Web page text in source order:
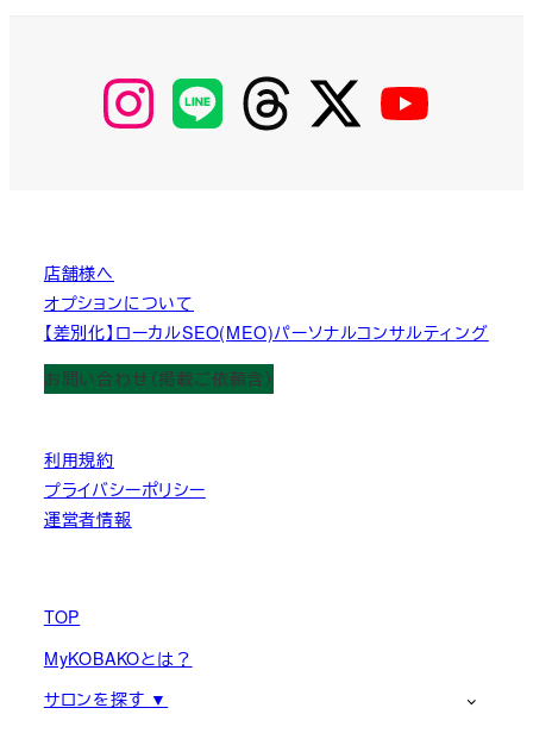
【Instagram】
MyKOBAKO
【LINE】 【threads】 【Twitter】
店舗様へ
オプションについて
【差別化】ローカルSEO(MEO)パーソナルコンサルティング
お問い合わせ（掲載ご依頼含）
利用規約
プライバシーポリシー
運営者情報
TOP
MyKOBAKOとは？
サロンを探す ▼